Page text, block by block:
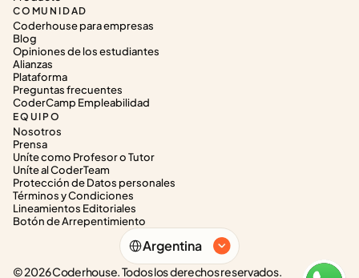
COMUNIDAD
Coderhouse para empresas
Blog
Opiniones de los estudiantes
Alianzas
Plataforma
Preguntas frecuentes
CoderCamp Empleabilidad
EQUIPO
Nosotros
Prensa
Uníte como Profesor o Tutor
Uníte al CoderTeam
Protección de Datos personales
Términos y Condiciones
Lineamientos Editoriales
Botón de Arrepentimiento
Select Language
Argentina
© 2026 Coderhouse. Todos los derechos reservados.